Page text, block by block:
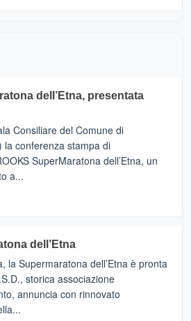
dell’Etna, presentata
Consiliare del Comune di
la conferenza stampa di
SuperMaratona dell’Etna, un
a...
dell’Etna
la Supermaratona dell’Etna è pronta
storica associazione
annuncia con rinnovato